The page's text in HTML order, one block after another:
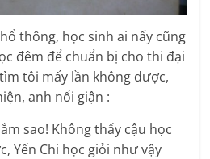
thông, học sinh ai nấy cũng
đêm để chuẩn bị cho thi đại
tôi mấy lần không được,
anh nổi giận :
sao! Không thấy cậu học
Yến Chi học giỏi như vậy